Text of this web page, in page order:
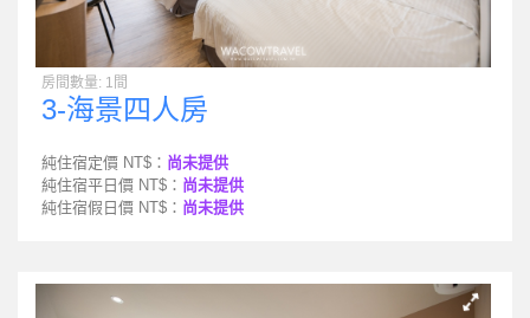
房間數量: 1間
3-海景四人房
純住宿定價 NT$： 尚未提供
純住宿平日價 NT$： 尚未提供
純住宿假日價 NT$： 尚未提供